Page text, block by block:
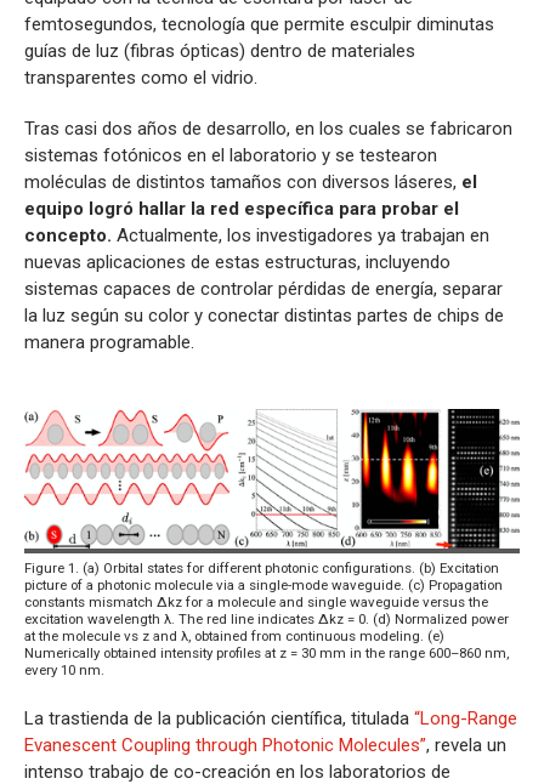
femtosegundos, tecnología que permite esculpir diminutas
guías de luz (fibras ópticas) dentro de materiales
transparentes como el vidrio.
Tras casi dos años de desarrollo, en los cuales se fabricaron
sistemas fotónicos en el laboratorio y se testearon
moléculas de distintos tamaños con diversos láseres, el
equipo logró hallar la red específica para probar el
concepto. Actualmente, los investigadores ya trabajan en
nuevas aplicaciones de estas estructuras, incluyendo
sistemas capaces de controlar pérdidas de energía, separar
la luz según su color y conectar distintas partes de chips de
manera programable.
Figure 1. (a) Orbital states for different photonic configurations. (b) Excitation
picture of a photonic molecule via a single-mode waveguide. (c) Propagation
constants mismatch Δkz for a molecule and single waveguide versus the
excitation wavelength λ. The red line indicates Δkz = 0. (d) Normalized power
at the molecule vs z and λ, obtained from continuous modeling. (e)
Numerically obtained intensity profiles at z = 30 mm in the range 600–860 nm,
every 10 nm.
La trastienda de la publicación científica, titulada “Long-Range
Evanescent Coupling through Photonic Molecules”, revela un
intenso trabajo de co-creación en los laboratorios de